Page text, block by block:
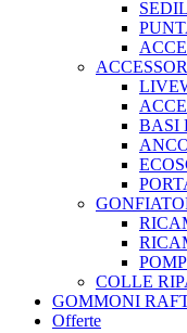
BASI
COLLE
GOMMONI
Offerte